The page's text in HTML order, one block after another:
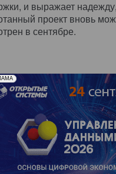
и выражает
проект вновь
в сентябре.